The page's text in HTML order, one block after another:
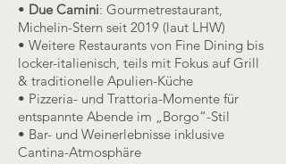
• Due Camini: Gourmetrestaurant,
Michelin-Stern seit 2019 (laut LHW)
• Weitere Restaurants von Fine Dining bis
locker-italienisch, teils mit Fokus auf Grill
& traditionelle Apulien-Küche
• Pizzeria- und Trattoria-Momente für
entspannte Abende im „Borgo“-Stil
• Bar- und Weinerlebnisse inklusive
Cantina-Atmosphäre